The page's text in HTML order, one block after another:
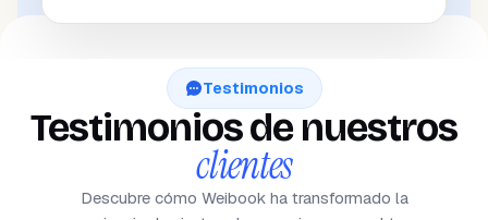
Testimonios
Testimonios de nuestros
clientes
Descubre cómo Weibook ha transformado la